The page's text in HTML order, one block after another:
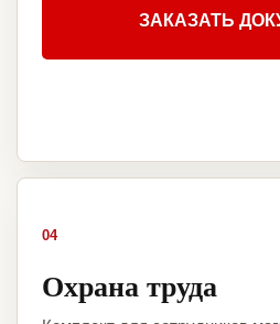
ЗАКАЗАТЬ
04
Охрана труда